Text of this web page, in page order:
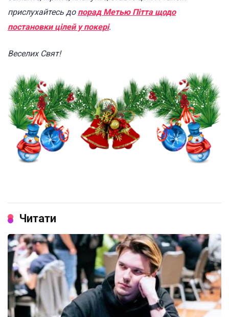
прислухайтесь до порад Метью Пітта щодо
постановки цілей у покері.
Веселих Свят!
Читати